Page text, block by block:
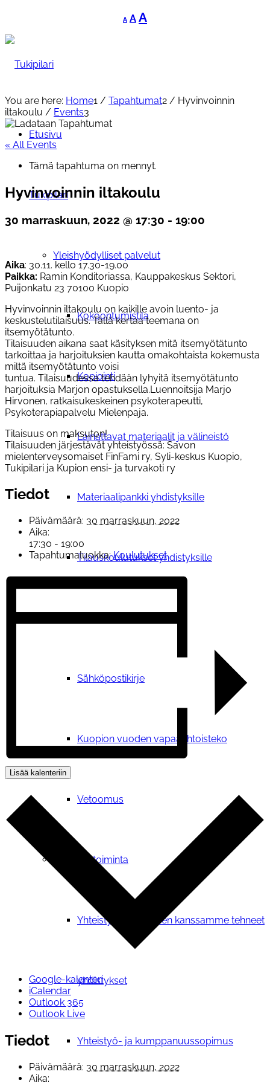
A
Decrease
font
A Reset
font
AIncrease
Etusivu
Tukipilari
Yleishyödylliset palvelut
Kokoontumistila
Kopiointi
Lainattavat materiaalit ja välineistö
Materiaalipankki yhdistyksille
Tilauskoulutukset yhdistyksille
Sähköpostikirje
Kuopion vuoden vapaaehtoisteko
Vetoomus
Verkostotoiminta
Yhteistyosopimuksen kanssamme tehneet
yhdistykset
Yhteistyö- ja kumppanuussopimus
You are here: Home1 / Tapahtumat2 / Hyvinvoinnin
iltakoulu / Events3
« All Events
Tämä tapahtuma on mennyt.
Hyvinvoinnin iltakoulu
30 marraskuun, 2022 @ 17:30 - 19:00
Aika: 30.11. kello 17.30-19.00
Paikka: Ramin Konditoriassa, Kauppakeskus Sektori,
Puijonkatu 23 70100 Kuopio
Hyvinvoinnin iltakoulu on kaikille avoin luento- ja
keskustelutilaisuus. Tällä kertaa teemana on
itsemyötätunto.
Tilaisuuden aikana saat käsityksen mitä itsemyötätunto
tarkoittaa ja harjoituksien kautta omakohtaista kokemusta
miltä itsemyötätunto voisi
tuntua. Tilaisuudessa tehdään lyhyitä itsemyötätunto
harjoituksia Marjon opastuksella.Luennoitsija Marjo
Hirvonen, ratkaisukeskeinen psykoterapeutti,
Psykoterapiapalvelu Mielenpaja.
Tilaisuus on maksuton!
Tilaisuuden järjestävät yhteistyössä: Savon
mielenterveysomaiset FinFami ry, Syli-keskus Kuopio,
Tukipilari ja Kupion ensi- ja turvakoti ry
Tiedot
Päivämäärä: 30 marraskuun, 2022
Aika:
17:30 - 19:00
Tapahtumaluokka: Koulutukset
Lisää kalenteriin
Google-kalenteri
iCalendar
Outlook 365
Outlook Live
Tiedot
Päivämäärä: 30 marraskuun, 2022
Aika: